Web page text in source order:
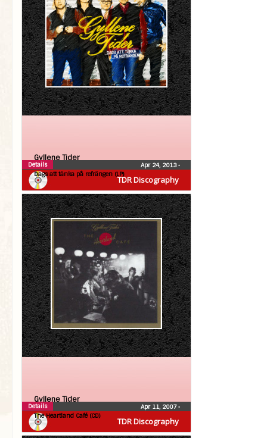
TDR Discography
Gyllene Tider
Dags att tänka på refrängen (LP)
Apr 24, 2013•
Details
TDR Discography
Gyllene Tider
The Heartland Café (CD)
Apr 11, 2007•
Details